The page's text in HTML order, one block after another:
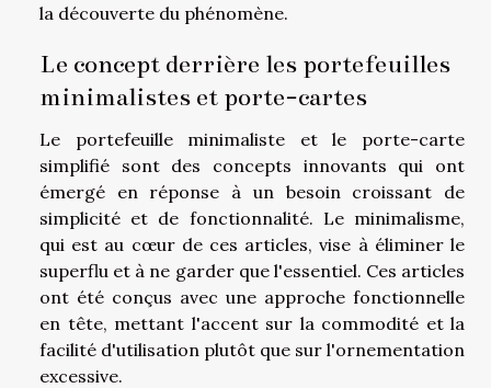
la découverte du phénomène.
Le concept derrière les portefeuilles
minimalistes et porte-cartes
Le portefeuille minimaliste et le porte-carte
simplifié sont des concepts innovants qui ont
émergé en réponse à un besoin croissant de
simplicité et de fonctionnalité. Le minimalisme,
qui est au cœur de ces articles, vise à éliminer le
superflu et à ne garder que l'essentiel. Ces articles
ont été conçus avec une approche fonctionnelle
en tête, mettant l'accent sur la commodité et la
facilité d'utilisation plutôt que sur l'ornementation
excessive.